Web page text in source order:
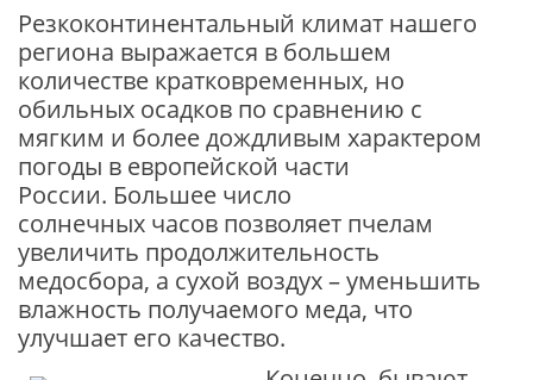
Резкоконтинентальный климат нашего
региона выражается в большем
количестве кратковременных, но
обильных осадков по сравнению с
мягким и более дождливым характером
погоды в европейской части
России. Большее число
солнечных часов позволяет пчелам
увеличить продолжительность
медосбора, а сухой воздух – уменьшить
влажность получаемого меда, что
улучшает его качество.